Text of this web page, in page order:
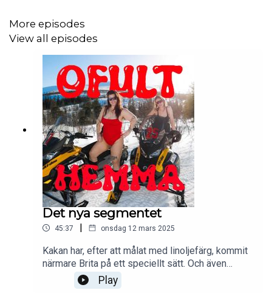
More episodes
View all episodes
Det nya segmentet
45:37 | onsdag 12 mars 2025
Kakan har, efter att målat med linoljefärg, kommit
närmare Brita på ett speciellt sätt. Och även
relationen mellan handen och hjärnan. Brita har
äntligen skaffat sig den där möbeln hon velat ha
Play